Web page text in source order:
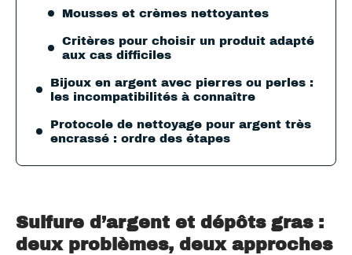
Mousses et crèmes nettoyantes
Critères pour choisir un produit adapté
aux cas difficiles
Bijoux en argent avec pierres ou perles :
les incompatibilités à connaître
Protocole de nettoyage pour argent très
encrassé : ordre des étapes
Sulfure d’argent et dépôts gras :
deux problèmes, deux approches